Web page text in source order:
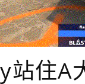
站住A